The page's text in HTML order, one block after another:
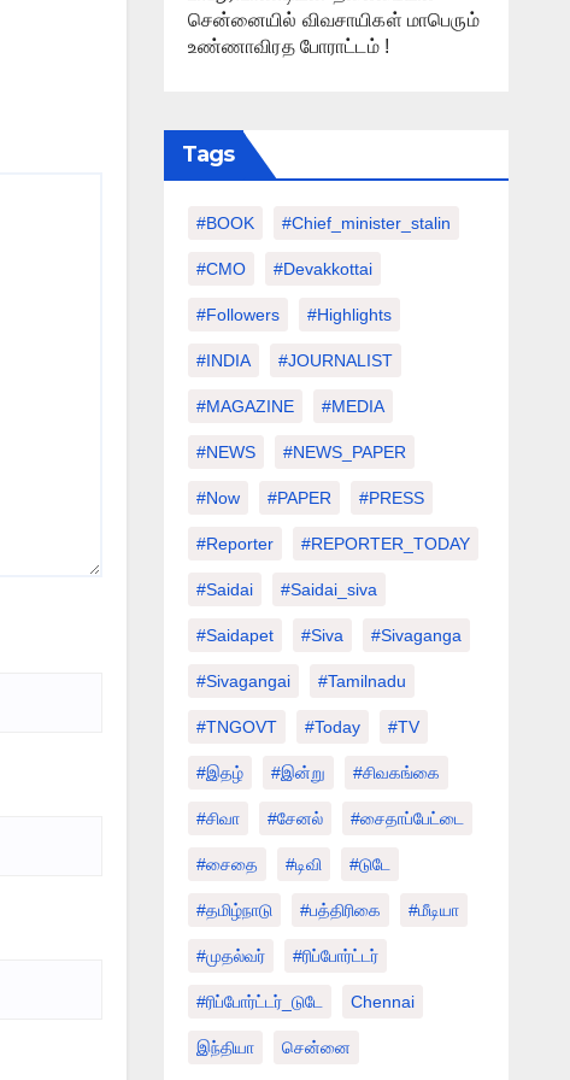
சென்னையில் விவசாயிகள் மாபெரும்
உண்ணாவிரத போராட்டம் !
Tags
#BOOK #chief_minister_stalin
#CMO #devakkottai
#followers #highlights
#INDIA #JOURNALIST
#MAGAZINE #MEDIA
#NEWS #NEWS_PAPER
#Now #PAPER #PRESS
#Reporter #REPORTER_TODAY
#saidai #saidai_siva
#saidapet #Siva #Sivaganga
#sivagangai #tamilnadu
#TNGOVT #today #TV
#இதழ் #இன்று #சிவகங்கை
#சிவா #சேனல் #சைதாப்பேட்டை
#சைதை #டிவி #டுடே
#தமிழ்நாடு #பத்திரிகை #மீடியா
#முதல்வர் #ரிப்போர்ட்டர்
#ரிப்போர்ட்டர்_டுடே Chennai
இந்தியா சென்னை